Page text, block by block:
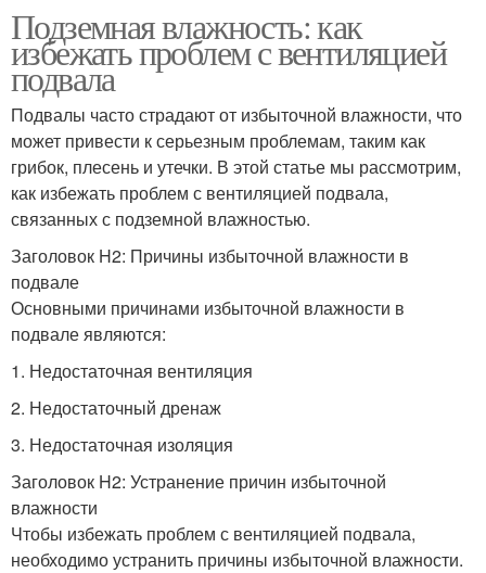
Подземная влажность: как
избежать проблем с вентиляцией
подвала
Подвалы часто страдают от избыточной влажности, что
может привести к серьезным проблемам, таким как
грибок, плесень и утечки. В этой статье мы рассмотрим,
как избежать проблем с вентиляцией подвала,
связанных с подземной влажностью.
Заголовок H2: Причины избыточной влажности в
подвале
Основными причинами избыточной влажности в
подвале являются:
1. Недостаточная вентиляция
2. Недостаточный дренаж
3. Недостаточная изоляция
Заголовок H2: Устранение причин избыточной
влажности
Чтобы избежать проблем с вентиляцией подвала,
необходимо устранить причины избыточной влажности.